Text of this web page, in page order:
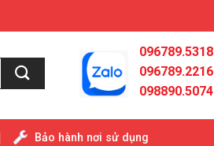
096789.5318
096789.2216
098890.5074
Bảo hành nơi sử dụng